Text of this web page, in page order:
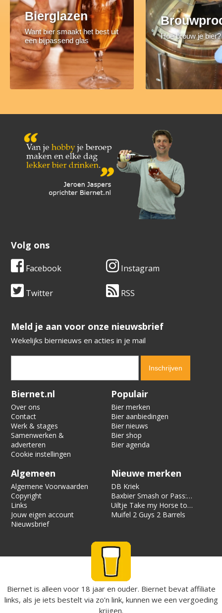
Bierglazen
Want bier smaakt het best uit
een bijpassend glas
Hoe brouw je bier?
Volg ons
Facebook Instagram
Twitter RSS
​​​​​​​Meld je aan voor onze nieuwsbrief
Wekelijks biernieuws en acties in je mail
Verification code:
Biernet.nl
Over ons
Contact
Werk & stages
Samenwerken &
adverteren
Cookie instellingen
Populair
Bier merken
Bier aanbiedingen
Bier nieuws
Bier shop
Bier agenda
Algemeen
Algemene Voorwaarden
Copyright
Links
Jouw eigen account
Nieuwsbrief
Nieuwe merken
DB Kriek
Baxbier Smash or Pass:
Strata
Uiltje Take my Horse to
the Hotel Room
Muifel 2 Guys 2 Barrels
Biernet is alleen voor 18 jaar en ouder. Biernet bevat affiliate
links, als je iets bestelt via zo’n link, kunnen we een vergoeding
krijgen.